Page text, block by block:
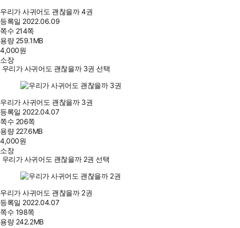
우리가 사귀어도 괜찮을까 4권
등록일 2022.06.09
쪽수 214쪽
용량 259.1MB
4,000원
소장
우리가 사귀어도 괜찮을까 3권 선택
우리가 사귀어도 괜찮을까 3권
등록일 2022.04.07
쪽수 206쪽
용량 227.6MB
4,000원
소장
우리가 사귀어도 괜찮을까 2권 선택
우리가 사귀어도 괜찮을까 2권
등록일 2022.04.07
쪽수 198쪽
용량 242.2MB